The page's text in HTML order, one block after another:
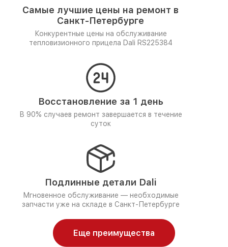
Самые лучшие цены на ремонт в
Санкт-Петербурге
Конкурентные цены на обслуживание
тепловизионного прицела Dali RS225384
Восстановление за 1 день
В 90% случаев ремонт завершается в течение
суток
Подлинные детали Dali
Мгновенное обслуживание — необходимые
запчасти уже на складе в Санкт-Петербурге
Еще преимущества